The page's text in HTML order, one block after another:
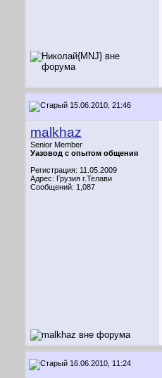
15.06.2010, 21:46
malkhaz
Senior Member
Уазовод с опытом общения
Регистрация: 11.05.2009
Адрес: Грузия г.Телави
Сообщений: 1,087
16.06.2010, 11:24